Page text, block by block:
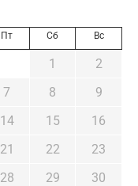
Пт Сб Вс
1
2
7 8
9
14 15
16
21 22
23
28 29
30